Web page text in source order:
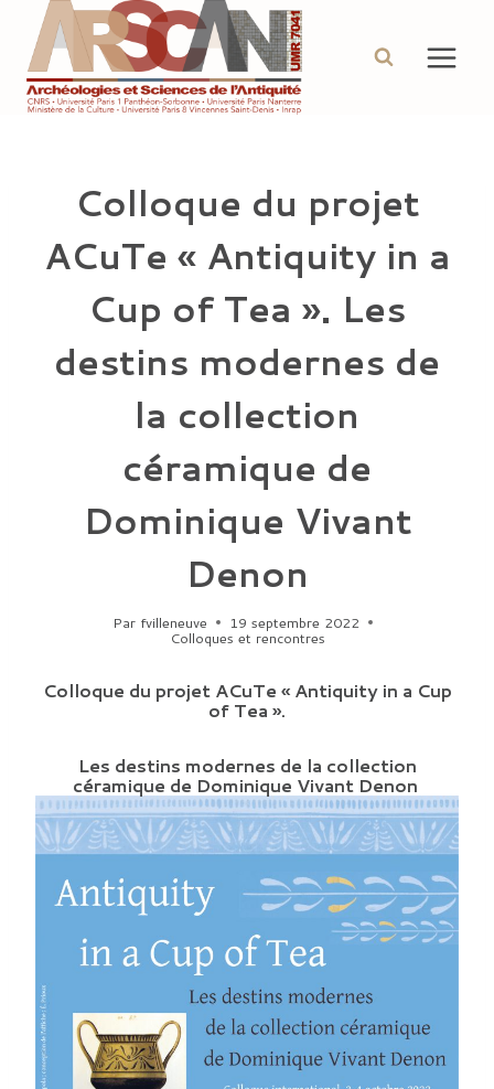
contenu
Colloque du projet
ACuTe « Antiquity in a
Cup of Tea ». Les
destins modernes de
la collection
céramique de
Dominique Vivant
Denon
Par fvilleneuve 19 septembre 2022
Colloques et rencontres
Colloque du projet ACuTe « Antiquity in a Cup
of Tea ».
Les destins modernes de la collection
céramique de Dominique Vivant Denon